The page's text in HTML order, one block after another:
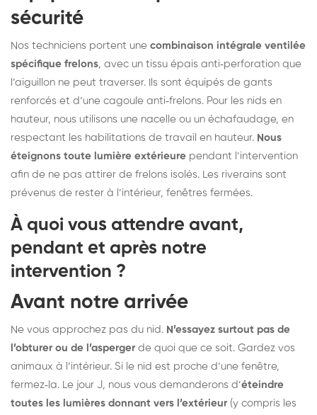
sécurité
Nos techniciens portent une combinaison intégrale ventilée
spécifique frelons, avec un tissu épais anti‑perforation que
l’aiguillon ne peut traverser. Ils sont équipés de gants
renforcés et d’une cagoule anti‑frelons. Pour les nids en
hauteur, nous utilisons une nacelle ou un échafaudage, en
respectant les habilitations de travail en hauteur. Nous
éteignons toute lumière extérieure pendant l’intervention
afin de ne pas attirer de frelons isolés. Les riverains sont
prévenus de rester à l’intérieur, fenêtres fermées.
À quoi vous attendre avant,
pendant et après notre
intervention ?
Avant notre arrivée
Ne vous approchez pas du nid. N’essayez surtout pas de
l’obturer ou de l’asperger de quoi que ce soit. Gardez vos
animaux à l’intérieur. Si le nid est proche d’une fenêtre,
fermez‑la. Le jour J, nous vous demanderons d’éteindre
toutes les lumières donnant vers l’extérieur (y compris les